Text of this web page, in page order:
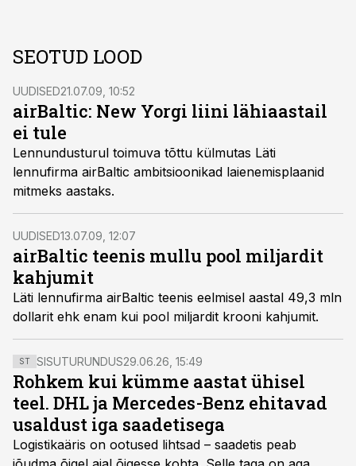
SEOTUD LOOD
UUDISED21.07.09, 10:52
airBaltic: New Yorgi liini lähiaastail
ei tule
Lennundusturul toimuva tõttu külmutas Läti
lennufirma airBaltic ambitsioonikad laienemisplaanid
mitmeks aastaks.
UUDISED13.07.09, 12:07
airBaltic teenis mullu pool miljardit
kahjumit
Läti lennufirma airBaltic teenis eelmisel aastal 49,3 mln
dollarit ehk enam kui pool miljardit krooni kahjumit.
ST SISUTURUNDUS29.06.26, 15:49
Rohkem kui kümme aastat ühisel
teel. DHL ja Mercedes-Benz ehitavad
usaldust iga saadetisega
Logistikaäris on ootused lihtsad – saadetis peab